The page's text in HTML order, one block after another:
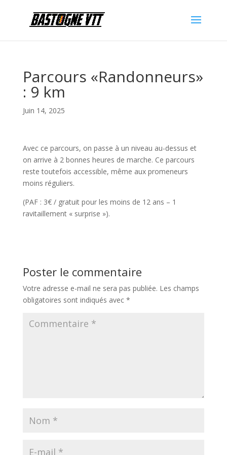
Parcours «Randonneurs»
: 9 km
Juin 14, 2025
Avec ce parcours, on passe à un niveau au-dessus et
on arrive à 2 bonnes heures de marche. Ce parcours
reste toutefois accessible, même aux promeneurs
moins réguliers.
(PAF : 3€ / gratuit pour les moins de 12 ans – 1
ravitaillement « surprise »).
Poster le commentaire
Votre adresse e-mail ne sera pas publiée. Les champs
obligatoires sont indiqués avec *